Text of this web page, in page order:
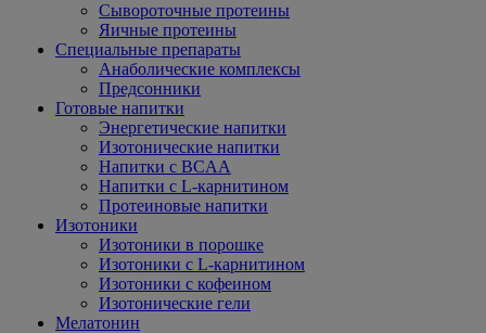
Сывороточные протеины
Яичные протеины
Специальные препараты
Анаболические комплексы
Предсонники
Готовые напитки
Энергетические напитки
Изотонические напитки
Напитки с BCAA
Напитки с L-карнитином
Протеиновые напитки
Изотоники
Изотоники в порошке
Изотоники с L-карнитином
Изотоники с кофеином
Изотонические гели
Мелатонин